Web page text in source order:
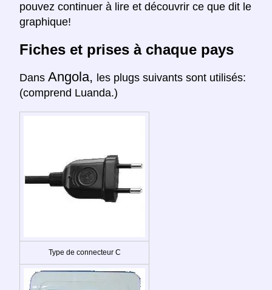
pouvez continuer à lire et découvrir ce que dit le
graphique!
Fiches et prises à chaque pays
Dans Angola, les plugs suivants sont utilisés:
(comprend Luanda.)
Type de connecteur C